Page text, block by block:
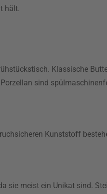
hält.
Klassische
sind
Kunststoff
sie meist ein Unikat sind.